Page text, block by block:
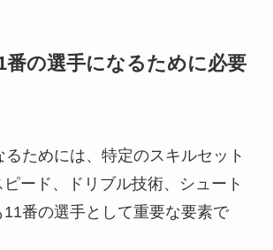
番の選手になるために必要
るためには、特定のスキルセット
ード、ドリブル技術、シュート
番の選手として重要な要素で